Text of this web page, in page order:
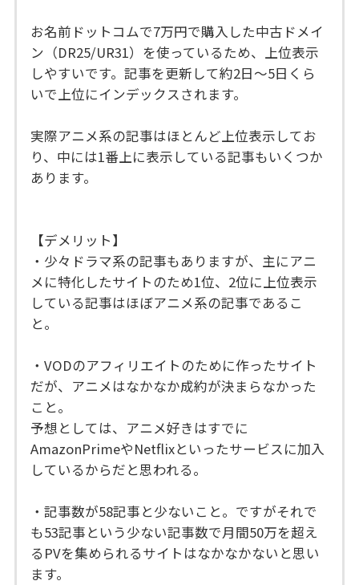
お名前ドットコムで7万円で購入した中古ドメイ
ン（DR25/UR31）を使っているため、上位表示
しやすいです。記事を更新して約2日〜5日くら
いで上位にインデックスされます。
実際アニメ系の記事はほとんど上位表示してお
り、中には1番上に表示している記事もいくつか
あります。
【デメリット】
・少々ドラマ系の記事もありますが、主にアニ
メに特化したサイトのため1位、2位に上位表示
している記事はほぼアニメ系の記事であるこ
と。
・VODのアフィリエイトのために作ったサイト
だが、アニメはなかなか成約が決まらなかった
こと。
予想としては、アニメ好きはすでに
AmazonPrimeやNetflixといったサービスに加入
しているからだと思われる。
・記事数が58記事と少ないこと。ですがそれで
も53記事という少ない記事数で月間50万を超え
るPVを集められるサイトはなかなかないと思い
ます。